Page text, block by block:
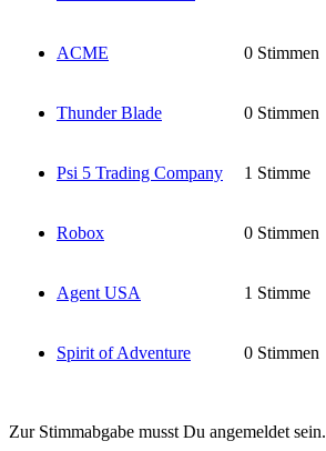
ACME 0 Stimmen
Thunder Blade 0 Stimmen
Psi 5 Trading Company 1 Stimme
Robox 0 Stimmen
Agent USA 1 Stimme
Spirit of Adventure 0 Stimmen
Zur Stimmabgabe musst Du angemeldet sein.